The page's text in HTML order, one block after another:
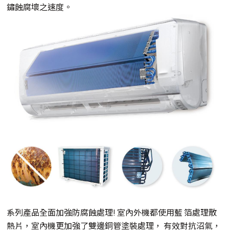
鏽蝕腐壞之速度。
系列產品全面加強防腐蝕處理! 室內外機都使用藍 箔處理散
熱片，室內機更加強了雙邊銅管塗裝處理， 有效對抗沼氣，